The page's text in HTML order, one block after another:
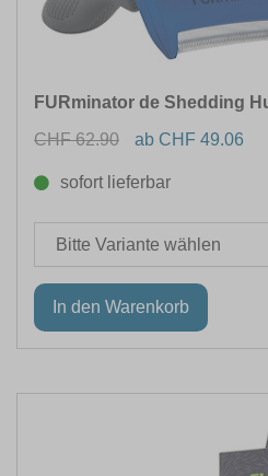
FURminator de Shedding
CHF 62.90
ab CHF 49.06
sofort lieferbar